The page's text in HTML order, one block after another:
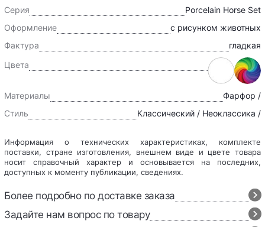
Серия
Porcelain Horse Set
Оформление
с рисунком животных
Фактура
гладкая
Цвета
Материалы
Фарфор /
Стиль
Классический / Неоклассика /
Информация о технических характеристиках, комплекте
поставки, стране изготовления, внешнем виде и цвете товара
носит справочный характер и основывается на последних,
доступных к моменту публикации, сведениях.
Более подробно по доставке заказа
Задайте нам вопрос по товару